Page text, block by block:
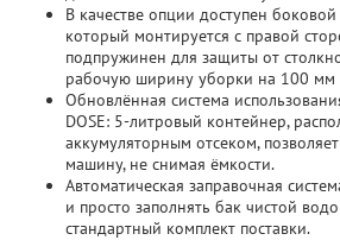
В качестве опции доступен
который монтируется с правой
подпружинен для защиты от
рабочую ширину уборки на 100 мм
Обновлённая система
DOSE: 5-литровый контейнер,
аккумуляторным отсеком,
машину, не снимая ёмкости.
Автоматическая заправочная
и просто заполнять бак чистой
стандартный комплект поставки.